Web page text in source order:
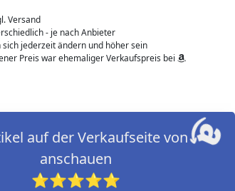
Versand
- je nach Anbieter
jederzeit ändern und höher sein
Preis war ehemaliger Verkaufspreis bei
auf der Verkaufseite von
anschauen
⭐⭐⭐⭐⭐